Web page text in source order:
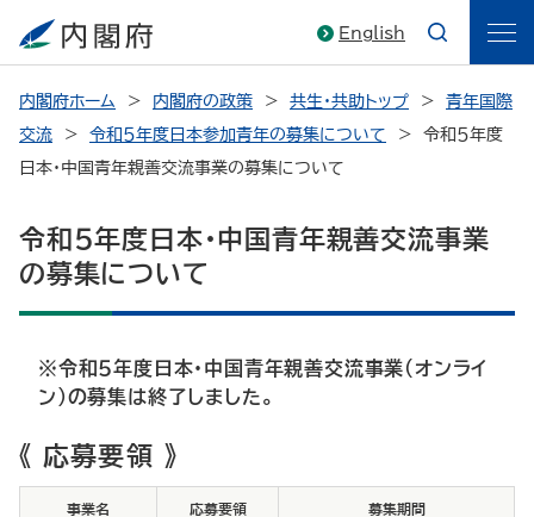
English
内閣府ホーム 内閣府の政策 共生・共助トップ
青年国際
交流
令和５年度日本参加青年の募集について
令和５年度
日本・中国青年親善交流事業の募集について
令和５年度日本・中国青年親善交流事業
の募集について
※令和５年度日本・中国青年親善交流事業（オンライ
ン）の募集は終了しました。
《 応募要領 》
事業名 応募要領 募集期間